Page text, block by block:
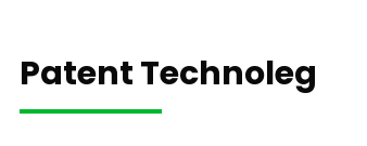
Patent Technoleg